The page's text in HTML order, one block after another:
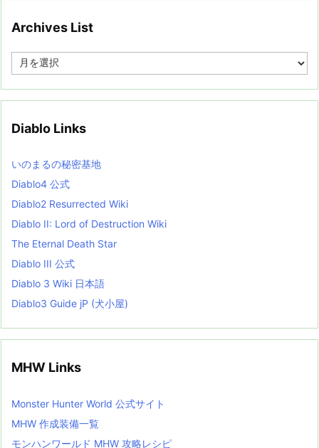
Archives List
e
i
s
t
Diablo Links
いのまるの秘密基地
Diablo4 公式
Diablo2 Resurrected Wiki
Diablo II: Lord of Destruction Wiki
The Eternal Death Star
Diablo III 公式
Diablo 3 Wiki 日本語
Diablo3 Guide jP (犬小屋)
MHW Links
Monster Hunter World 公式サイト
MHW 作成装備一覧
モンハンワールド MHW 攻略レシピ